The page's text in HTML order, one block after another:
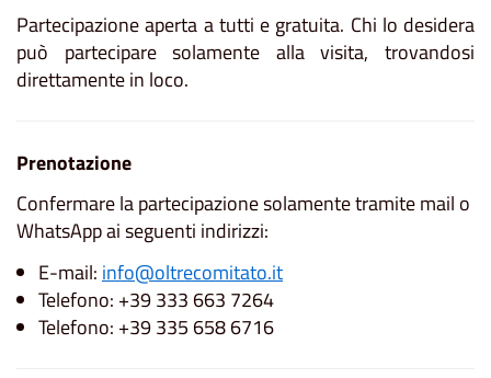
Partecipazione aperta a tutti e gratuita. Chi lo desidera
può partecipare solamente alla visita, trovandosi
direttamente in loco.
Prenotazione
Confermare la partecipazione solamente tramite mail o
WhatsApp ai seguenti indirizzi:
E-mail: info@oltrecomitato.it
Telefono: +39 333 663 7264
Telefono: +39 335 658 6716